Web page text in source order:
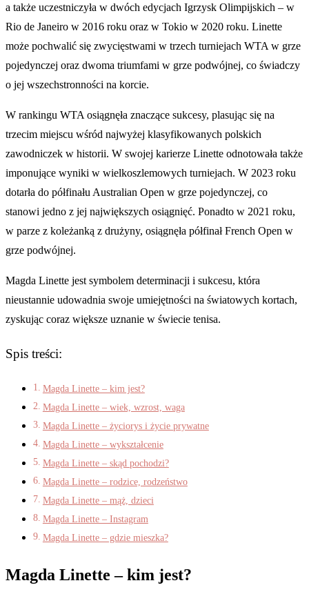
a także uczestniczyła w dwóch edycjach Igrzysk Olimpijskich – w
Rio de Janeiro w 2016 roku oraz w Tokio w 2020 roku. Linette
może pochwalić się zwycięstwami w trzech turniejach WTA w grze
pojedynczej oraz dwoma triumfami w grze podwójnej, co świadczy
o jej wszechstronności na korcie.
W rankingu WTA osiągnęła znaczące sukcesy, plasując się na
trzecim miejscu wśród najwyżej klasyfikowanych polskich
zawodniczek w historii. W swojej karierze Linette odnotowała także
imponujące wyniki w wielkoszlemowych turniejach. W 2023 roku
dotarła do półfinału Australian Open w grze pojedynczej, co
stanowi jedno z jej największych osiągnięć. Ponadto w 2021 roku,
w parze z koleżanką z drużyny, osiągnęła półfinał French Open w
grze podwójnej.
Magda Linette jest symbolem determinacji i sukcesu, która
nieustannie udowadnia swoje umiejętności na światowych kortach,
zyskując coraz większe uznanie w świecie tenisa.
Spis treści:
Magda Linette – kim jest?
Magda Linette – wiek, wzrost, waga
Magda Linette – życiorys i życie prywatne
Magda Linette – wykształcenie
Magda Linette – skąd pochodzi?
Magda Linette – rodzice, rodzeństwo
Magda Linette – mąż, dzieci
Magda Linette – Instagram
Magda Linette – gdzie mieszka?
Magda Linette – kim jest?